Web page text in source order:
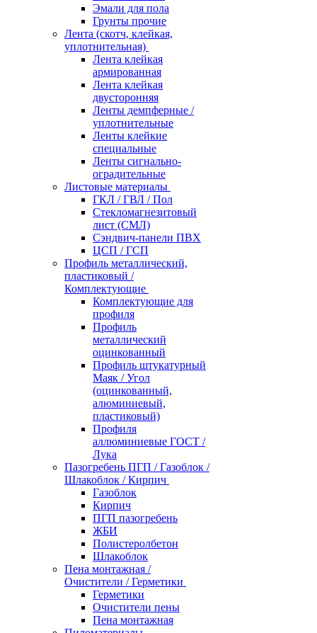
Эмали для пола
Грунты прочие
Лента (скотч, клейкая,
уплотнительная)
Лента клейкая
армированная
Лента клейкая
двусторонняя
Ленты демпферные /
уплотнительные
Ленты клейкие
специальные
Ленты сигнально-
оградительные
Листовые материалы
ГКЛ / ГВЛ / Пол
Стекломагнезитовый
лист (СМЛ)
Сэндвич-панели ПВХ
ЦСП / ГСП
Профиль металлический,
пластиковый /
Комплектующие
Комплектующие для
профиля
Профиль
металлический
оцинкованный
Профиль штукатурный
Маяк / Угол
(оцинкованный,
алюминиевый,
пластиковый)
Профиля
аллюминиевые ГОСТ /
Лука
Пазогребень ПГП / Газоблок /
Шлакоблок / Кирпич
Газоблок
Кирпич
ПГП пазогребень
ЖБИ
Полистеролбетон
Шлакоблок
Пена монтажная /
Очистители / Герметики
Герметики
Очистители пены
Пена монтажная